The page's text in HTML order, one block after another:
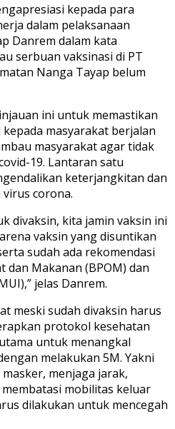
kepada para
dalam pelaksanaan
Danrem dalam kata
serbuan vaksinasi di PT
Nanga Tayap belum
ini untuk memastikan
masyarakat berjalan
masyarakat agar tidak
19. Lantaran satu
keterjangkitan dan
corona.
divaksin, kita jamin vaksin ini
vaksin yang disuntikan
sudah ada rekomendasi
dan Makanan (BPOM) dan
jelas Danrem.
meski sudah divaksin harus
protokol kesehatan
untuk menangkal
melakukan 5M. Yakni
menjaga jarak,
mobilitas keluar
dilakukan untuk mencegah